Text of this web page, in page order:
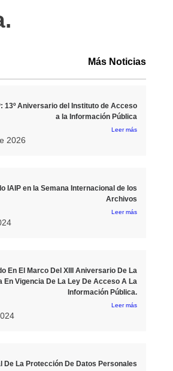
Más Noticias
13º Aniversario del Instituto de Acceso
a la Información Pública
Leer más
2026
IAIP en la Semana Internacional de los
Archivos
Leer más
En El Marco Del XIII Aniversario De La
En Vigencia De La Ley De Acceso A La
Información Pública.
Leer más
De La Protección De Datos Personales